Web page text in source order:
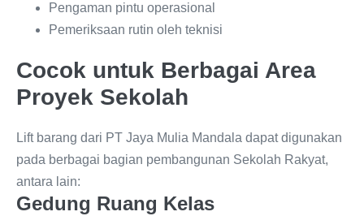
Pengaman pintu operasional
Pemeriksaan rutin oleh teknisi
Cocok untuk Berbagai Area
Proyek Sekolah
Lift barang dari PT Jaya Mulia Mandala dapat digunakan
pada berbagai bagian pembangunan Sekolah Rakyat,
antara lain:
Gedung Ruang Kelas